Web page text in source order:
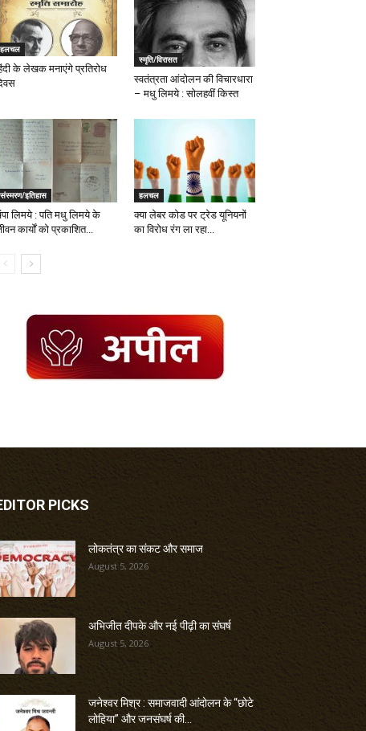
हलचल
के लेखक मनाएंगे प्रतिरोध
स्मृति/विरासत
स्वतंत्रता आंदोलन की विचारधारा
– मधु लिमये : सोलहवीं किस्त
संस्मरण/इतिहास
लिमये : पति मधु लिमये के
कार्यों को प्रकाशित...
हलचल
क्या लेबर कोड पर ट्रेड यूनियनों
का विरोध रंग ला रहा...
PICKS
लोकतंत्र का संकट और समाज
August 5, 2026
अभिजीत दीपके और नई पीढ़ी का संघर्ष
August 5, 2026
जनेश्वर मिश्र : समाजवादी आंदोलन के “छोटे
लोहिया” और जनसंघर्ष की...